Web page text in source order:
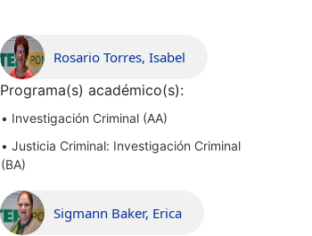
Rosario Torres, Isabel
Programa(s) académico(s):
• Investigación Criminal (AA)
• Justicia Criminal: Investigación Criminal
(BA)
Sigmann Baker, Erica